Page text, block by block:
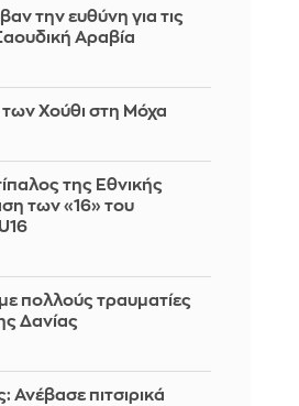
την ευθύνη για τις
Αραβία
των Χούθι στη Μόχα
της Εθνικής
των «16» του
πολλούς τραυματίες
Δανίας
Ανέβασε πιτσιρικά